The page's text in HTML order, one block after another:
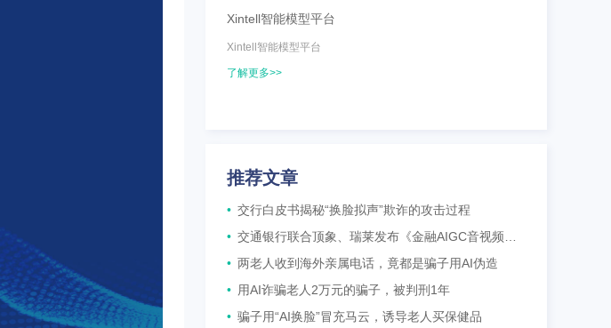
Xintell智能模型平台
Xintell智能模型平台
了解更多>>
推荐文章
• 交行白皮书揭秘“换脸拟声”欺诈的攻击过程
• 交通银行联合顶象、瑞莱发布《金融AIGC音视频反欺诈白皮书》
• 两老人收到海外亲属电话，竟都是骗子用AI伪造
• 用AI诈骗老人2万元的骗子，被判刑1年
• 骗子用“AI换脸”冒充马云，诱导老人买保健品